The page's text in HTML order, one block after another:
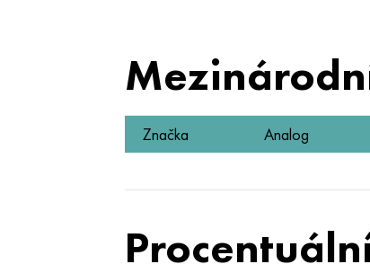
Značka Analog